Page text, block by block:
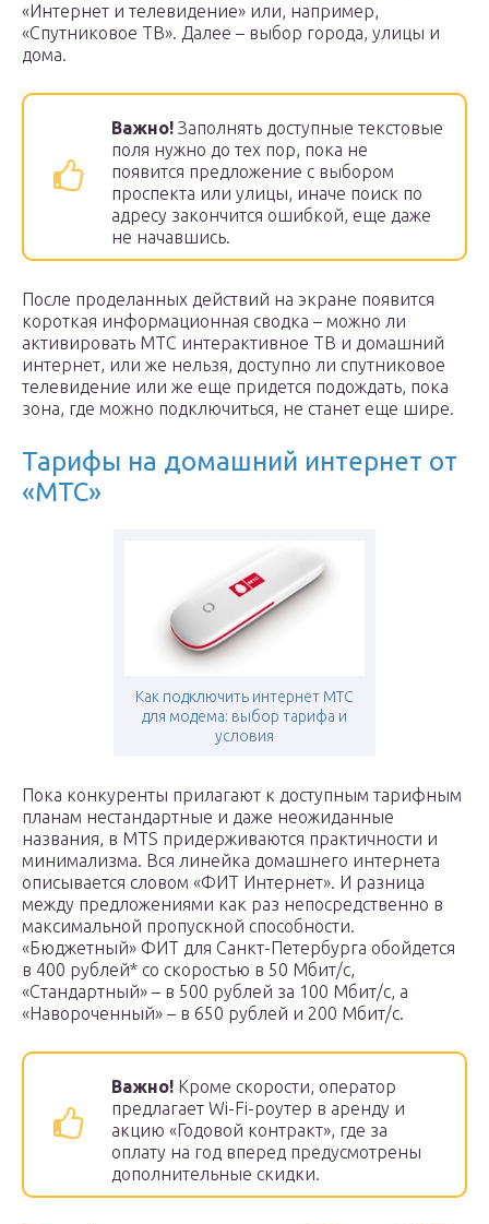
«Интернет и телевидение» или, например,
«Спутниковое ТВ». Далее – выбор города, улицы и
дома.
Важно! Заполнять доступные текстовые
поля нужно до тех пор, пока не
появится предложение с выбором
проспекта или улицы, иначе поиск по
адресу закончится ошибкой, еще даже
не начавшись.
После проделанных действий на экране появится
короткая информационная сводка – можно ли
активировать МТС интерактивное ТВ и домашний
интернет, или же нельзя, доступно ли спутниковое
телевидение или же еще придется подождать, пока
зона, где можно подключиться, не станет еще шире.
Тарифы на домашний интернет от
«МТС»
Как подключить интернет МТС
для модема: выбор тарифа и
условия
Пока конкуренты прилагают к доступным тарифным
планам нестандартные и даже неожиданные
названия, в MTS придерживаются практичности и
минимализма. Вся линейка домашнего интернета
описывается словом «ФИТ Интернет». И разница
между предложениями как раз непосредственно в
максимальной пропускной способности.
«Бюджетный» ФИТ для Санкт-Петербурга обойдется
в 400 рублей* со скоростью в 50 Мбит/с,
«Стандартный» – в 500 рублей за 100 Мбит/с, а
«Навороченный» – в 650 рублей и 200 Мбит/с.
Важно! Кроме скорости, оператор
предлагает Wi-Fi-роутер в аренду и
акцию «Годовой контракт», где за
оплату на год вперед предусмотрены
дополнительные скидки.